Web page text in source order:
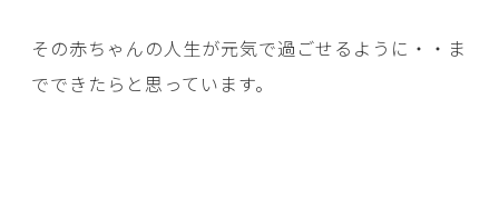
その赤ちゃんの人生が元気で過ごせるように・・ま
でできたらと思っています。